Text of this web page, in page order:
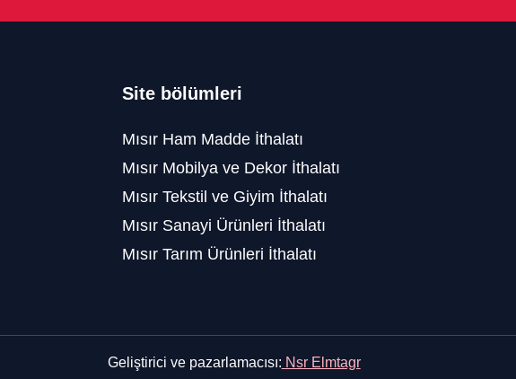
Site bölümleri
Mısır Ham Madde İthalatı
Mısır Mobilya ve Dekor İthalatı
Mısır Tekstil ve Giyim İthalatı
Mısır Sanayi Ürünleri İthalatı
Mısır Tarım Ürünleri İthalatı
Geliştirici ve pazarlamacısı: Nsr Elmtagr